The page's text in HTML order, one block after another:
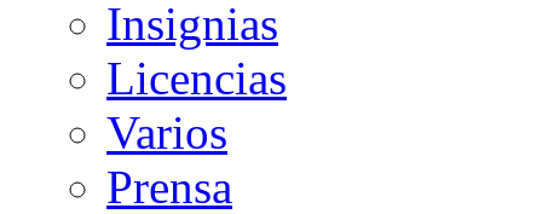
Insignias
Licencias
Varios
Prensa